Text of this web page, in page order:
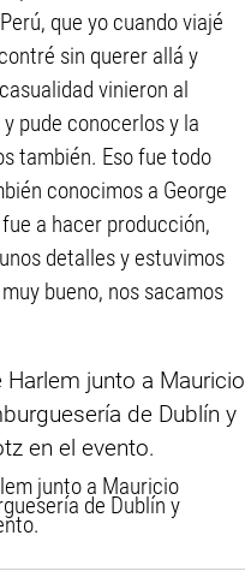
que yo cuando viajé
sin querer allá y
vinieron al
pude conocerlos y la
también. Eso fue todo
conocimos a George
a hacer producción,
detalles y estuvimos
bueno, nos sacamos
junto a Mauricio
de Dublín y